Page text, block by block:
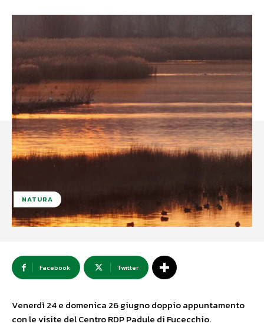
NATURA
Facebook Twitter
Venerdì 24 e domenica 26 giugno doppio appuntamento
con le visite del Centro RDP Padule di Fucecchio.